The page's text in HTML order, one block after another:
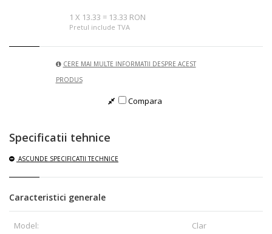
1 X 13.33 = 13.33 RON
Pretul include TVA
CERE MAI MULTE INFORMATII DESPRE ACEST
PRODUS
Compara
Specificatii tehnice
ASCUNDE SPECIFICATII TECHNICE
Caracteristici generale
Model:
Clar